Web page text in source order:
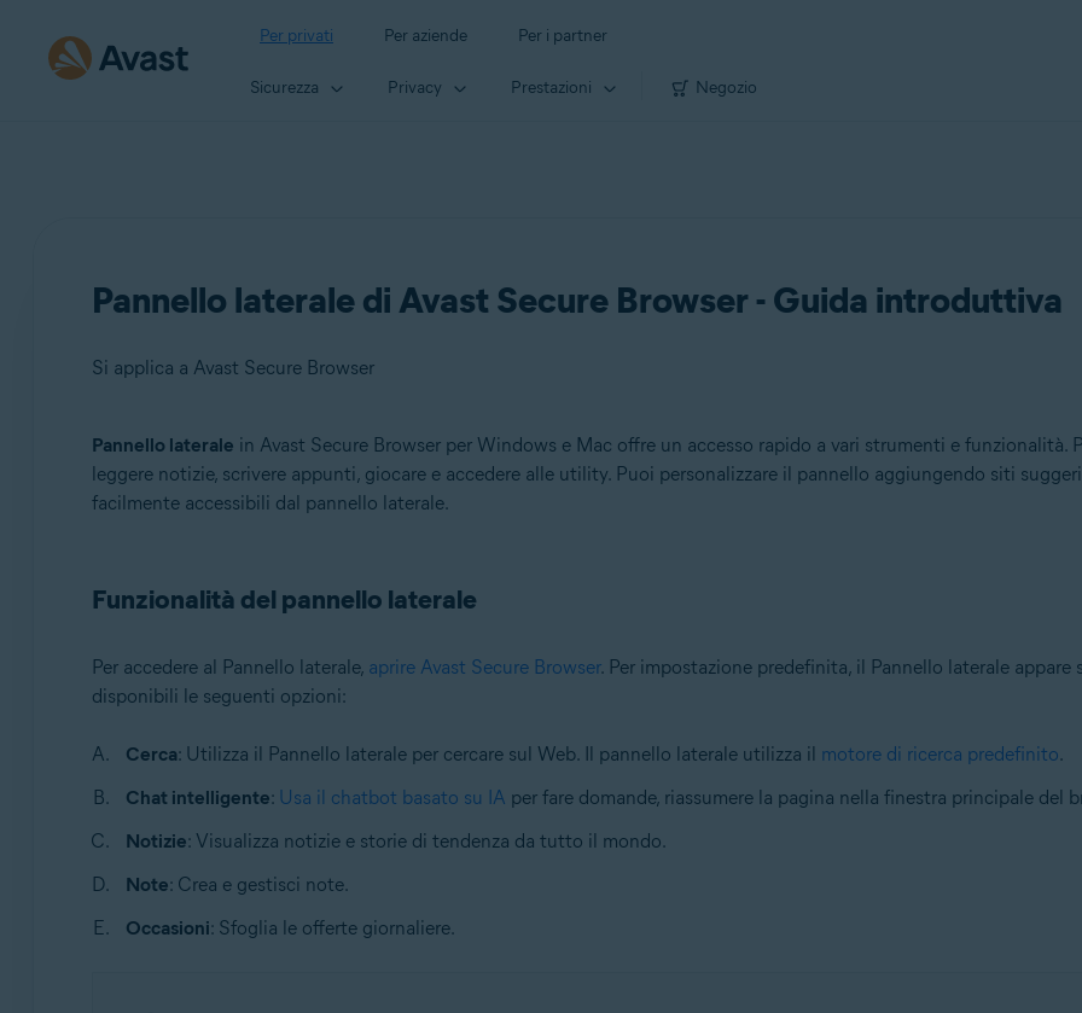
Per privati Per aziende Per i partner
Sicurezza Privacy Prestazioni Negozio
Pannello laterale di Avast Secure Browser - Guida introduttiva
Si applica a Avast Secure Browser
Prodotti:
Avast Secure Browser
Windows e macOS
Pannello laterale in Avast Secure Browser per Windows e Mac offre un accesso rapido a vari strumenti e
leggere notizie, scrivere appunti, giocare e accedere alle utility. Puoi personalizzare il pannello aggiungendo siti
facilmente accessibili dal pannello laterale.
Funzionalità del pannello laterale
Per accedere al Pannello laterale, aprire Avast Secure Browser. Per impostazione predefinita, il Pannello laterale
disponibili le seguenti opzioni:
Cerca: Utilizza il Pannello laterale per cercare sul Web. Il pannello laterale utilizza il motore di ricerca predefinito.
Chat intelligente: Usa il chatbot basato su IA per fare domande, riassumere la pagina nella finestra principale del
Notizie: Visualizza notizie e storie di tendenza da tutto il mondo.
Note: Crea e gestisci note.
Occasioni: Sfoglia le offerte giornaliere.